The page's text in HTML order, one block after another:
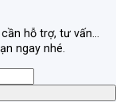
hỗ trợ, tư vấn...
ngay nhé.